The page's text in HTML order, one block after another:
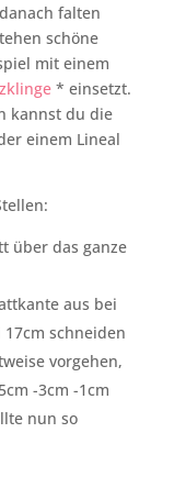
falten
schöne
mit einem
* einsetzt.
kannst du die
einem Lineal
über das ganze
aus bei
17cm schneiden
vorgehen,
-3cm -1cm
nun so